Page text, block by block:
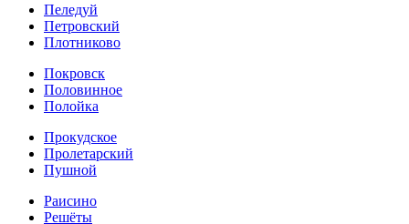
Пеледуй
Петровский
Плотниково
Покровск
Половинное
Полойка
Прокудское
Пролетарский
Пушной
Раисино
Решёты